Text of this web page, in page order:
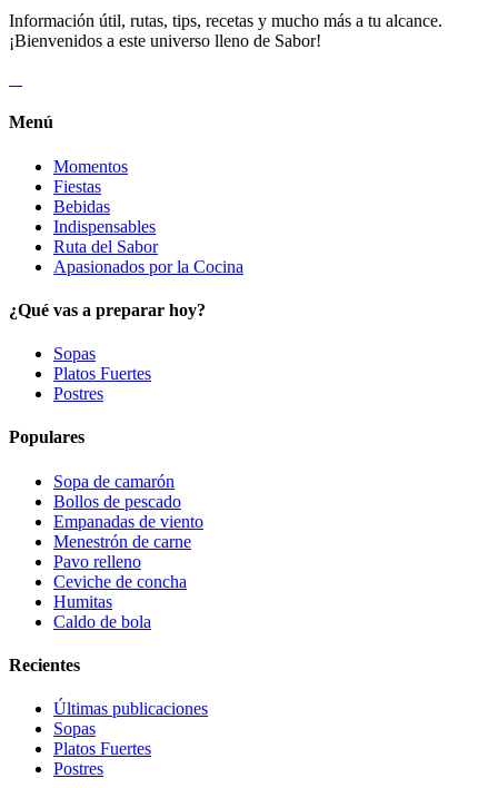
Información útil, rutas, tips, recetas y mucho más a tu alcance.
¡Bienvenidos a este universo lleno de Sabor!
Menú
Momentos
Fiestas
Bebidas
Indispensables
Ruta del Sabor
Apasionados por la Cocina
¿Qué vas a preparar hoy?
Sopas
Platos Fuertes
Postres
Populares
Sopa de camarón
Bollos de pescado
Empanadas de viento
Menestrón de carne
Pavo relleno
Ceviche de concha
Humitas
Caldo de bola
Recientes
Últimas publicaciones
Sopas
Platos Fuertes
Postres